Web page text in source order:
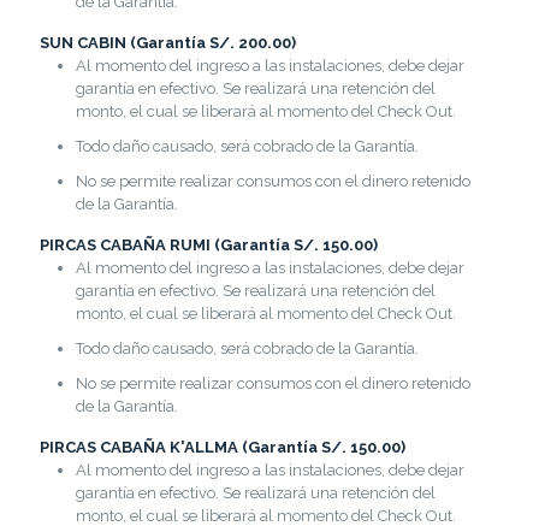
SUN CABIN (Garantía S/. 200.00)
Al momento del ingreso a las instalaciones, debe dejar
garantía en efectivo. Se realizará una retención del
monto, el cual se liberará al momento del Check Out.
Todo daño causado, será cobrado de la Garantía.
No se permite realizar consumos con el dinero retenido
de la Garantía.
PIRCAS CABAÑA RUMI (Garantía S/. 150.00)
Al momento del ingreso a las instalaciones, debe dejar
garantía en efectivo. Se realizará una retención del
monto, el cual se liberará al momento del Check Out.
Todo daño causado, será cobrado de la Garantía.
No se permite realizar consumos con el dinero retenido
de la Garantía.
PIRCAS CABAÑA K'ALLMA (Garantía S/. 150.00)
Al momento del ingreso a las instalaciones, debe dejar
garantía en efectivo. Se realizará una retención del
monto, el cual se liberará al momento del Check Out.